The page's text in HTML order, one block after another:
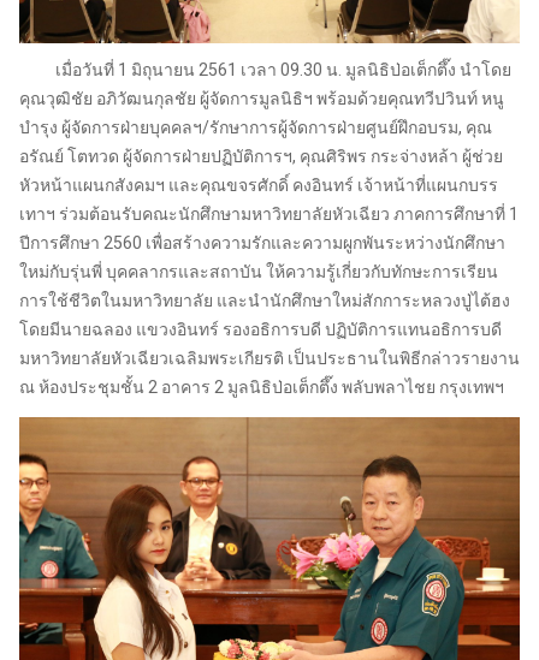
เมื่อวันที่ 1 มิถุนายน 2561 เวลา 09.30 น. มูลนิธิป่อเต็กตึ๊ง นำโดย
คุณวุฒิชัย อภิวัฒนกุลชัย ผู้จัดการมูลนิธิฯ พร้อมด้วยคุณทวีปวินท์ หนู
บำรุง ผู้จัดการฝ่ายบุคคลฯ/รักษาการผู้จัดการฝ่ายศูนย์ฝึกอบรม, คุณ
อรัณย์ โตทวด ผู้จัดการฝ่ายปฏิบัติการฯ, คุณศิริพร กระจ่างหล้า ผู้ช่วย
หัวหน้าแผนกสังคมฯ และคุณขจรศักดิ์ คงอินทร์ เจ้าหน้าที่แผนกบรร
เทาฯ ร่วมต้อนรับคณะนักศึกษามหาวิทยาลัยหัวเฉียว ภาคการศึกษาที่ 1
ปีการศึกษา 2560 เพื่อสร้างความรักและความผูกพันระหว่างนักศึกษา
ใหม่กับรุ่นพี่ บุคคลากรและสถาบัน ให้ความรู้เกี่ยวกับทักษะการเรียน
การใช้ชีวิตในมหาวิทยาลัย และนำนักศึกษาใหม่สักการะหลวงปู่ไต้ฮง
โดยมีนายฉลอง แขวงอินทร์ รองอธิการบดี ปฏิบัติการแทนอธิการบดี
มหาวิทยาลัยหัวเฉียวเฉลิมพระเกียรติ เป็นประธานในพิธีกล่าวรายงาน
ณ ห้องประชุมชั้น 2 อาคาร 2 มูลนิธิป่อเต็กตึ๊ง พลับพลาไชย กรุงเทพฯ